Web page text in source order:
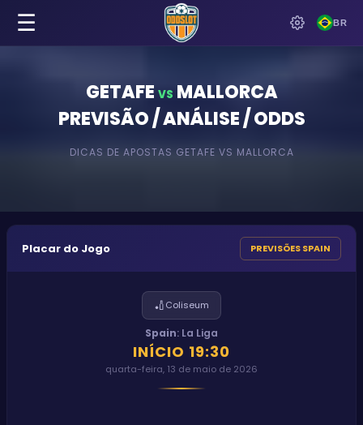
BR
☰
GETAFE VS MALLORCA
PREVISÃO / ANÁLISE / ODDS
DICAS DE APOSTAS GETAFE VS MALLORCA
Placar do Jogo PREVISÕES SPAIN
🏏Coliseum
Spain: La Liga
INÍCIO 19:30
quarta-feira, 13 de maio de 2026